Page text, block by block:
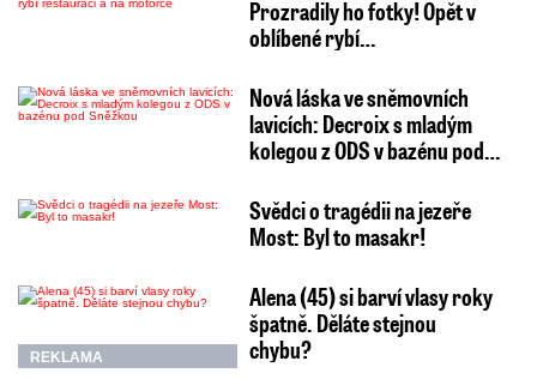
Prozradily ho fotky! Opět v
oblíbené rybí…
Nová láska ve sněmovních
lavicích: Decroix s mladým
kolegou z ODS v bazénu pod…
Svědci o tragédii na jezeře
Most: Byl to masakr!
REKLAMA
Alena (45) si barví vlasy roky
špatně. Děláte stejnou
chybu?